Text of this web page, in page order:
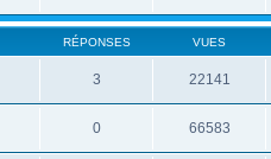
RÉPONSES VUES
3 22141
0 66583